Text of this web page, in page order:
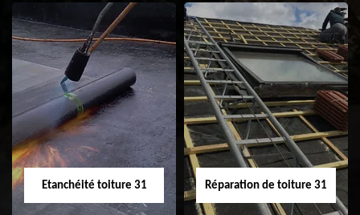
Peinture sur tuile
31
Nettoyage
demoussage de
toiture 31
Etanchéité toiture 31 Réparation de toiture 31